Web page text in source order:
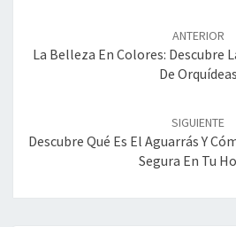
entradas
ANTERIOR
La Belleza En Colores: Descubre
De Orquídeas
SIGUIENTE
Descubre Qué Es El Aguarrás Y
Segura En Tu